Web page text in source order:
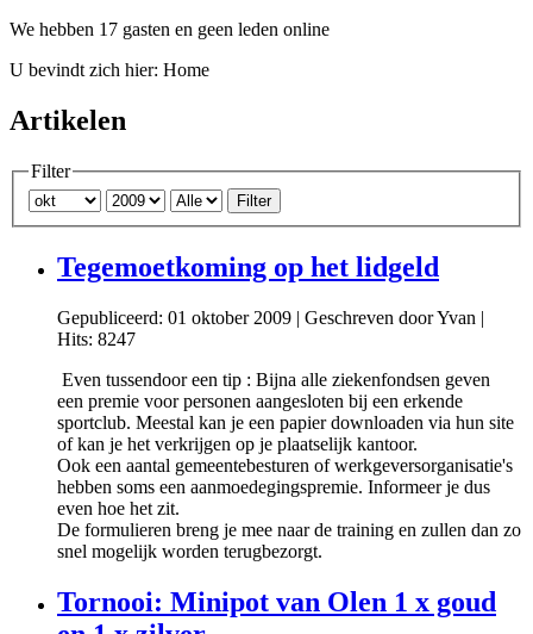
We hebben 17 gasten en geen leden online
U bevindt zich hier: Home
Artikelen
Filter
Filter
Tegemoetkoming op het lidgeld
Gepubliceerd: 01 oktober 2009 | Geschreven door Yvan |
Hits: 8247
Even tussendoor een tip : Bijna alle ziekenfondsen geven
een premie voor personen aangesloten bij een erkende
sportclub. Meestal kan je een papier downloaden via hun site
of kan je het verkrijgen op je plaatselijk kantoor.
Ook een aantal gemeentebesturen of werkgeversorganisatie's
hebben soms een aanmoedegingspremie. Informeer je dus
even hoe het zit.
De formulieren breng je mee naar de training en zullen dan zo
snel mogelijk worden terugbezorgt.
Tornooi: Minipot van Olen 1 x goud